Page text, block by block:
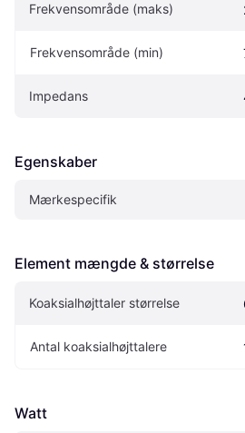
Frekvensområde (maks)
Frekvensområde (min)
Impedans
Egenskaber
Mærkespecifik
Element mængde & størrelse
Koaksialhøjttaler størrelse
Antal koaksialhøjttalere
Watt